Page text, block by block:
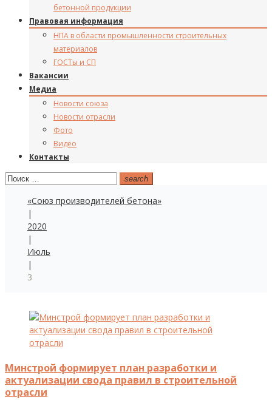
бетонной продукции
Правовая информация
НПА в области промышленности строительных
материалов
ГОСТы и СП
Вакансии
Медиа
Новости союза
Новости отрасли
Фото
Видео
Контакты
Поиск: search
«Союз производителей бетона»
|
2020
|
Июль
|
3
День:
03.07.2020
Минстрой формирует план разработки и
актуализации свода правил в строительной
отрасли